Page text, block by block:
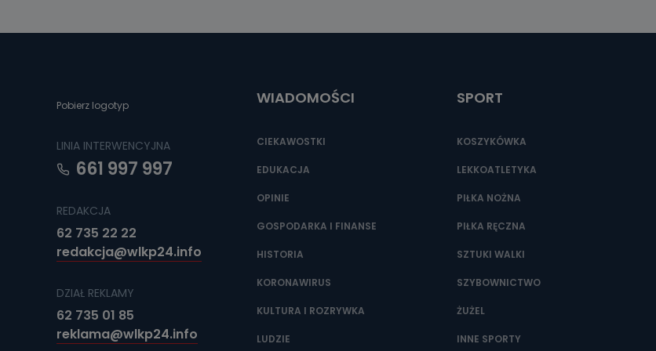
poczta@tvproart.pl
Pobierz logotyp
LINIA INTERWENCYJNA
661 997 997
REDAKCJA
62 735 22 22
redakcja@wlkp24.info
DZIAŁ REKLAMY
62 735 01 85
reklama@wlkp24.info
WIADOMOŚCI
CIEKAWOSTKI
EDUKACJA
OPINIE
GOSPODARKA I FINANSE
HISTORIA
KORONAWIRUS
KULTURA I ROZRYWKA
LUDZIE
SPORT
KOSZYKÓWKA
LEKKOATLETYKA
PIŁKA NOŻNA
PIŁKA RĘCZNA
SZTUKI WALKI
SZYBOWNICTWO
ŻUŻEL
INNE SPORTY